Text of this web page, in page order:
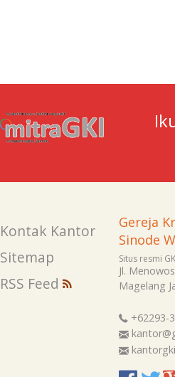
Kontak Kantor
Sitemap
RSS Feed
Gereja
Sinode
Situs resmi
Jl.
Magelang
+62293-